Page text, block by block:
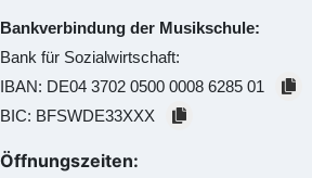
Bankverbindung der Musikschule:
Bank für Sozialwirtschaft:
IBAN: DE04 3702 0500 0008 6285 01
BIC: BFSWDE33XXX
Öffnungszeiten: